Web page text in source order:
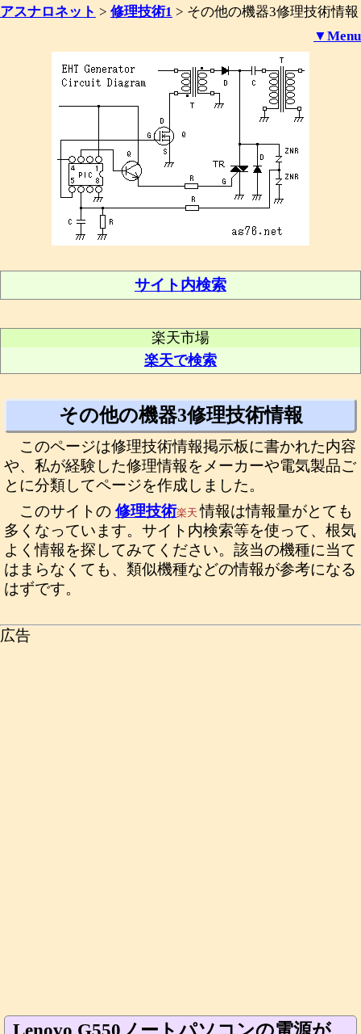
アスナロネット > 修理技術1 > その他の機器3修理技術情報
▼Menu
サイト内検索
楽天市場
楽天で検索
その他の機器3修理技術情報
このページは修理技術情報掲示板に書かれた内容
や、私が経験した修理情報をメーカーや電気製品ご
とに分類してページを作成しました。
このサイトの修理技術楽天情報は情報量がとても
多くなっています。サイト内検索等を使って、根気
よく情報を探してみてください。該当の機種に当て
はまらなくても、類似機種などの情報が参考になる
はずです。
広告